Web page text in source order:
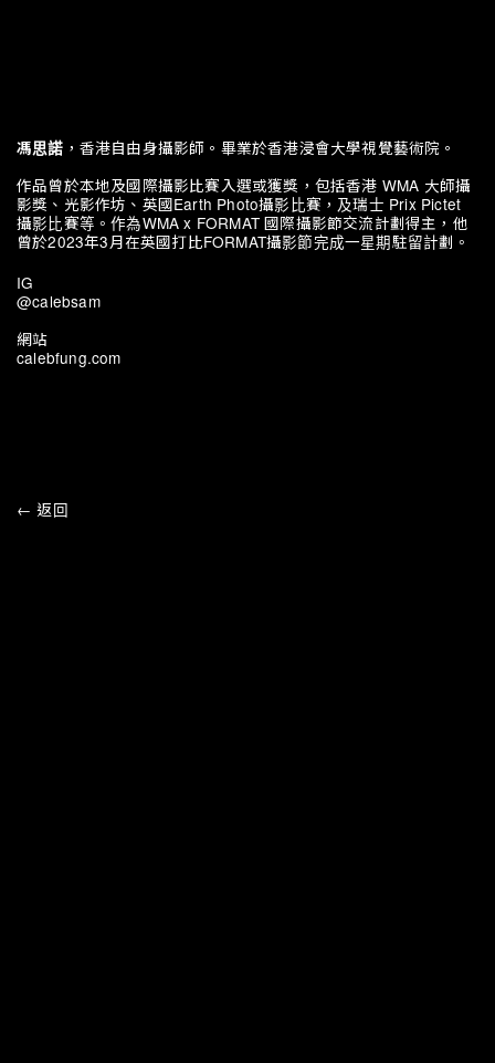
馮思諾 ，香港自由身攝影師。畢業於香港浸會大學視覺藝術院。
作品曾於本地及國際攝影比賽入選或獲獎，包括香港 WMA 大師攝
影獎、光影作坊、英國Earth Photo攝影比賽，及瑞士 Prix Pictet
攝影比賽等。作為WMA x FORMAT 國際攝影節交流計劃得主，他
曾於2023年3月在英國打比FORMAT攝影節完成一星期駐留計劃。
IG
@calebsam
網站
calebfung.com
← 返回